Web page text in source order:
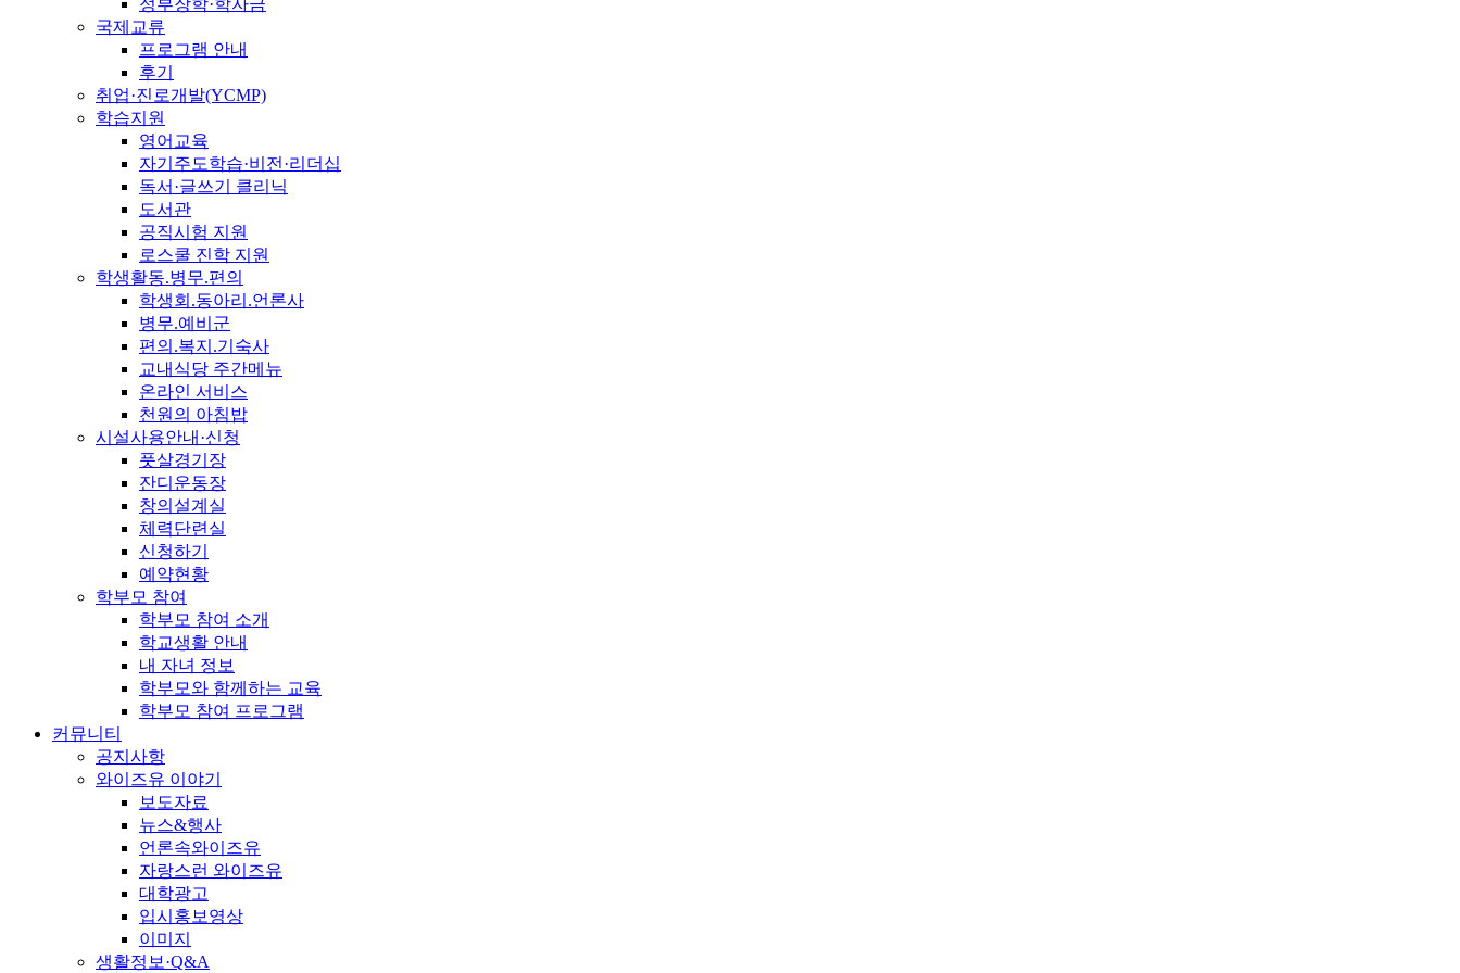
국제교류
프로그램 안내
후기
취업·진로개발(YCMP)
학습지원
영어교육
자기주도학습·비전·리더십
독서·글쓰기 클리닉
도서관
공직시험 지원
로스쿨 진학 지원
학생활동.병무.편의
학생회.동아리.언론사
병무.예비군
편의.복지.기숙사
교내식당 주간메뉴
온라인 서비스
천원의 아침밥
시설사용안내·신청
풋살경기장
잔디운동장
창의설계실
체력단련실
신청하기
예약현황
학부모 참여
학부모 참여 소개
학교생활 안내
내 자녀 정보
학부모와 함께하는 교육
학부모 참여 프로그램
커뮤니티
공지사항
와이즈유 이야기
보도자료
뉴스&행사
언론속와이즈유
자랑스런 와이즈유
대학광고
입시홍보영상
이미지
생활정보·Q&A